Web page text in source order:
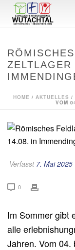
HOME / AKTUELLES /
VOM
Verfasst 7. Mai 2025
0
Im Sommer gibt
alle
Jahren. Vom